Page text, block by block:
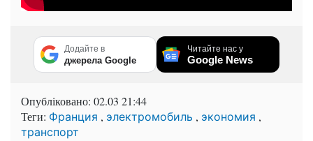
Додайте в
джерела Google
Читайте нас у
Google News
Опубліковано: 02.03 21:44
Теги: Франция , электромобиль , экономия ,
транспорт